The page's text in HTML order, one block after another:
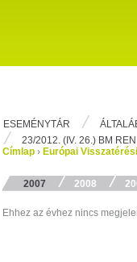
ESEMÉNYTÁR
23/2012. (IV. 26.) BM
Címlap › Európai
2007 2008
Ehhez az évhez nincs